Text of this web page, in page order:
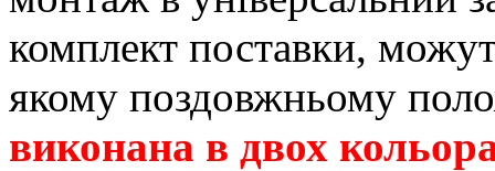
комплект поставки,
якому поздовжньому
виконана в двох